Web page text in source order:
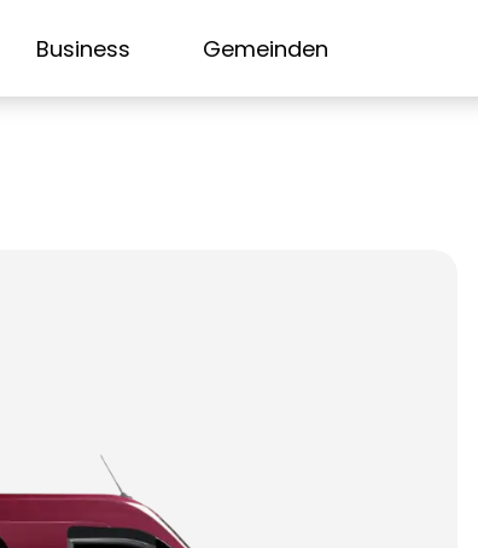
Business Gemeinden